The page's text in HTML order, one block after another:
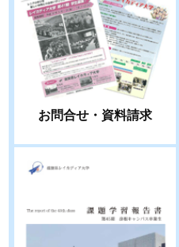
お問合せ・資料請求